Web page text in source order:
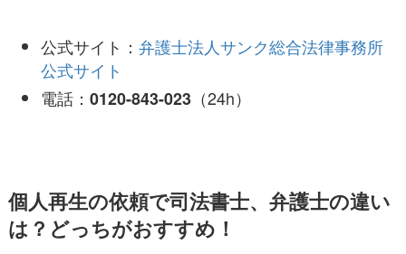
公式サイト： 弁護士法人サンク総合法律事務所
公式サイト
電話： 0120-843-023（24h）
個人再生の依頼で司法書士、弁護士の違い
は？どっちがおすすめ！